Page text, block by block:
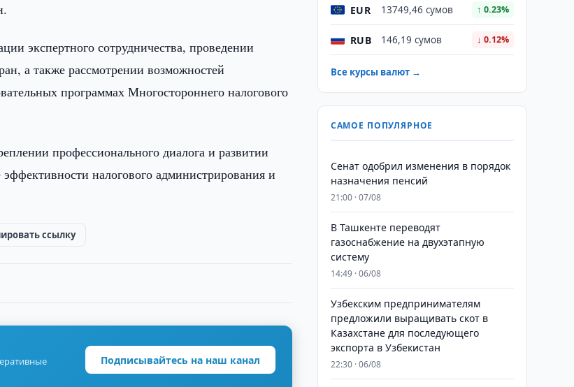
экспертного сотрудничества, проведении
а также рассмотрении возможностей
программах Многостороннего налогового
профессионального диалога и развитии
налогового администрирования и
ссылку
Подписывайтесь на наш канал
EUR 13749,46 сумов ↑ 0.23%
RUB 146,19 сумов ↓ 0.12%
Все курсы валют →
САМОЕ ПОПУЛЯРНОЕ
Сенат одобрил изменения в порядок
назначения пенсий
21:00 · 07/08
В Ташкенте переводят
газоснабжение на двухэтапную
систему
14:49 · 06/08
Узбекским предпринимателям
предложили выращивать скот в
Казахстане для последующего
экспорта в Узбекистан
22:30 · 06/08